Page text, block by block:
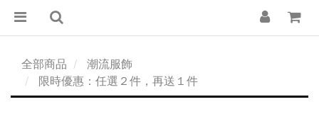
全部商品
潮流服飾
限時優惠：任選２件，再送１件